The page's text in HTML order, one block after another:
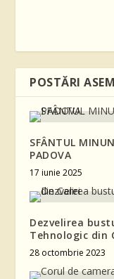
POSTĂRI
SFÂNTUL
PADOVA
17 iunie 2025
Dezvelirea
Tehnologic din
28 octombrie 2023